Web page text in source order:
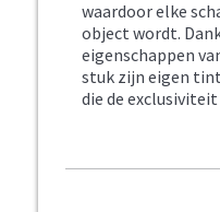
waardoor elke
object wordt.
eigenschappen
stuk zijn eigen
die de